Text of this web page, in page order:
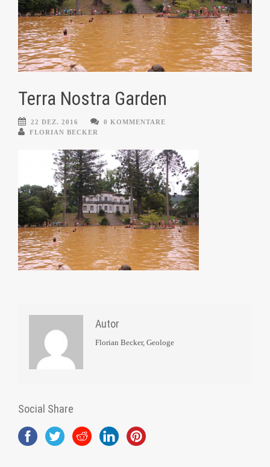
Terra Nostra Garden
22 DEZ. 2016
0 KOMMENTARE
FLORIAN BECKER
Autor
Florian Becker, Geologe
Social Share